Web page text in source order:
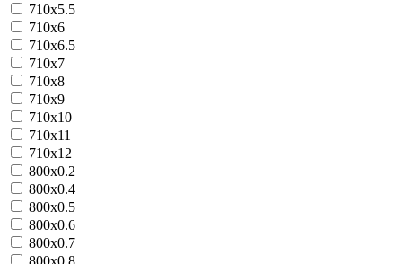
710х5.5
710х6
710х6.5
710х7
710х8
710х9
710х10
710х11
710х12
800х0.2
800х0.4
800х0.5
800х0.6
800х0.7
800х0.8